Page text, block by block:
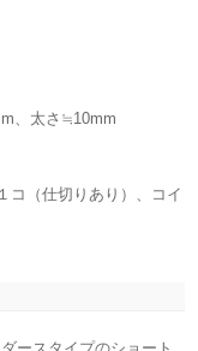
、太さ≒10mm
コ（仕切りあり）、コイ